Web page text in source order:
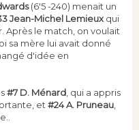
(6'5 -240) menait un
Jean-Michel Lemieuxqui
Après le match, on voulait
sa mère lui avait donné
d'idée en
#7 D. Ménard, qui a appris
et#24 A. Pruneau,